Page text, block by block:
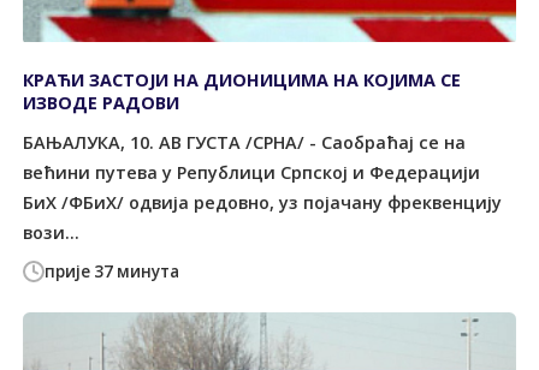
прије 37 минута
КРАЋИ ЗАСТОЈИ НА ДИОНИЦИМА НА КОЈИМА СЕ
ИЗВОДЕ РАДОВИ
БАЊАЛУКА, 10. АВ ГУСТА /СРНА/ - Саобраћај се на
већини путева у Републици Српској и Федерацији
БиХ /ФБиХ/ одвија редовно, уз појачану фреквенцију
вози...